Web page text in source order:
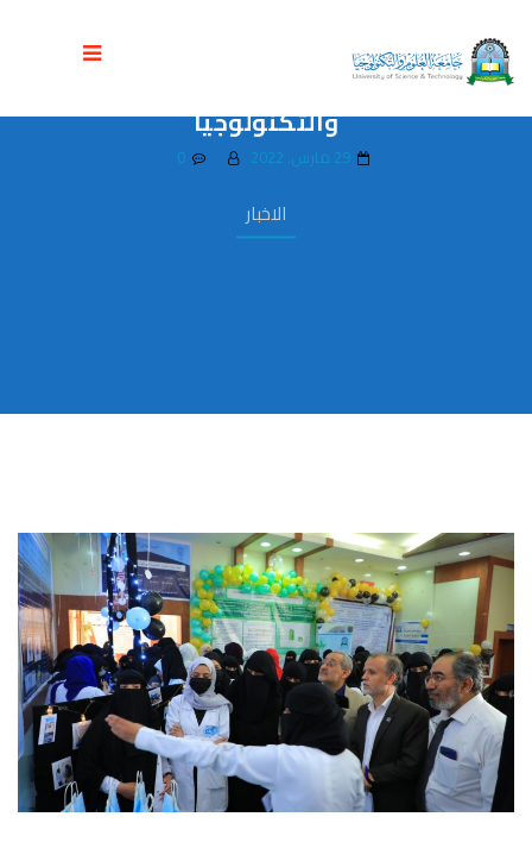
الاخبار
معرض التدريب الميداني الاول لطالبات
المستوى الثاني طب بشري بجامعة العلوم
والتكنولوجيا
29 مارس، 2022 0